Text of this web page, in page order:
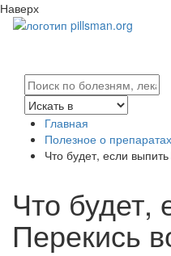
Наверх
Главная
Полезное о препаратах
Что будет, если
Что будет,
Перекись